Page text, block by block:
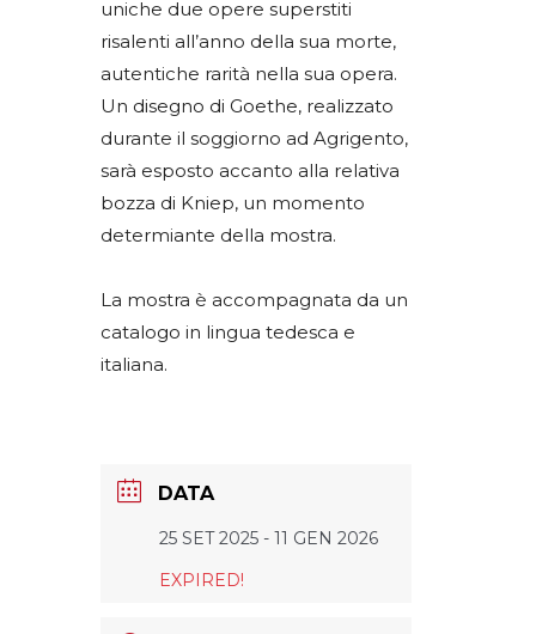
uniche due opere superstiti
risalenti all’anno della sua morte,
autentiche rarità nella sua opera.
Un disegno di Goethe, realizzato
durante il soggiorno ad Agrigento,
sarà esposto accanto alla relativa
bozza di Kniep, un momento
determiante della mostra.
La mostra è accompagnata da un
catalogo in lingua tedesca e
italiana.
DATA
25 SET 2025 - 11 GEN 2026
EXPIRED!